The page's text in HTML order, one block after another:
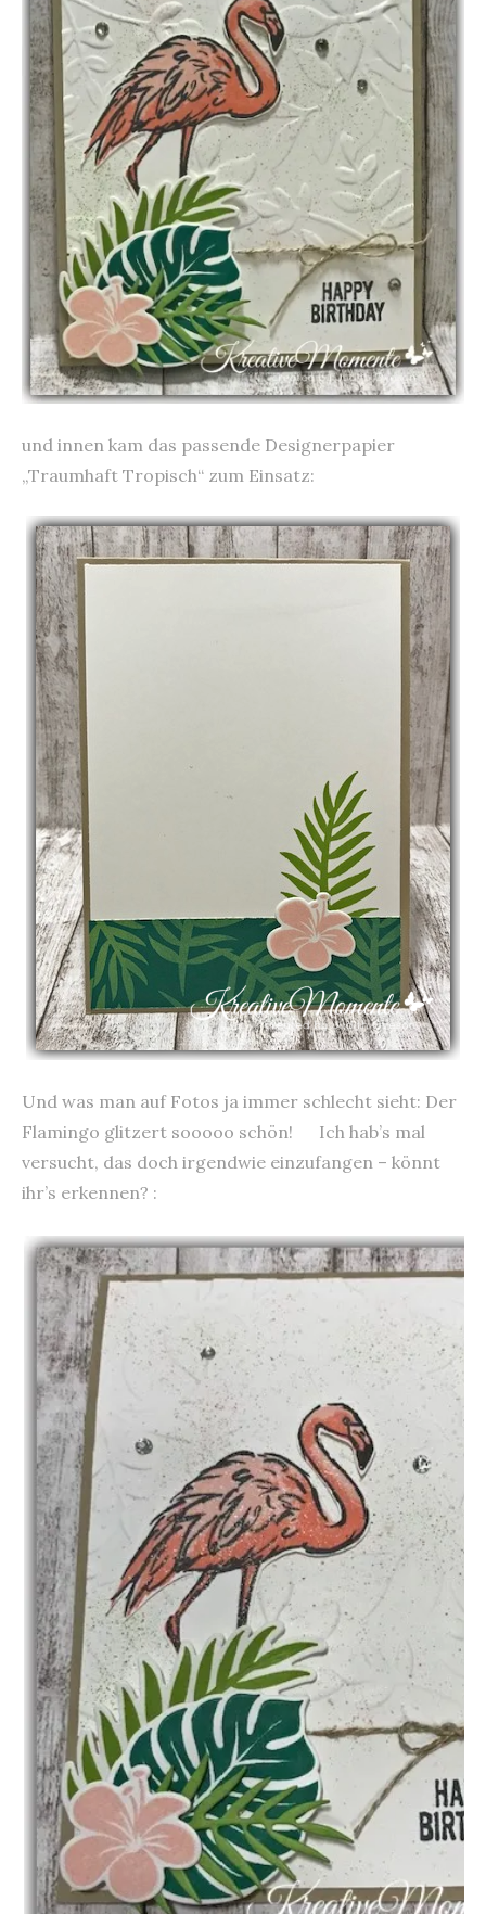
und innen kam das passende Designerpapier
„Traumhaft Tropisch“ zum Einsatz:
Und was man auf Fotos ja immer schlecht sieht: Der
Flamingo glitzert sooooo schön! Ich hab’s mal
versucht, das doch irgendwie einzufangen – könnt
ihr’s erkennen? :